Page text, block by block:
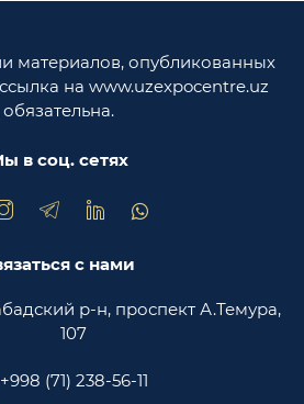
палата Олий Мажлиса
юстиции Республики
Trade Uzbekistan
материалов, опубликованных
на www.uzexpocentre.uz
обязательна.
в соц. сетях
с нами
р-н, проспект А.Темура,
107
+998 (71) 238-56-11